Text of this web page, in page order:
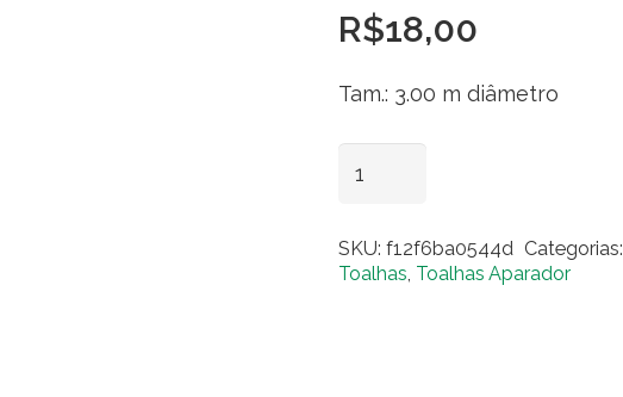
R$18,00
Tam.: 3.00 m diâmetro
Terra
SKU: f12f6ba0544d Categorias:
Toalhas Toalhas Aparador